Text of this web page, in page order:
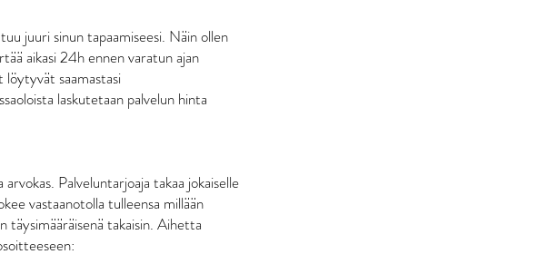
juuri sinun tapaamiseesi. Näin ollen
aikasi 24h ennen varatun ajan
löytyvät saamastasi
laskutetaan palvelun hinta
Palveluntarjoaja takaa jokaiselle
vastaanotolla tulleensa millään
täysimääräisenä takaisin. Aihetta